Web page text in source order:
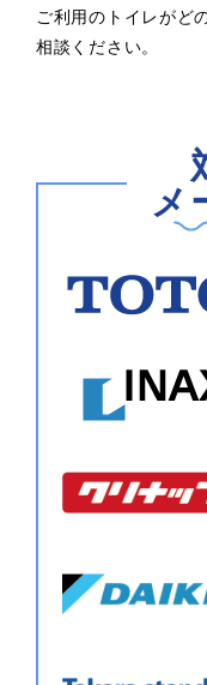
ご利用のトイレがど
相談ください。
メ